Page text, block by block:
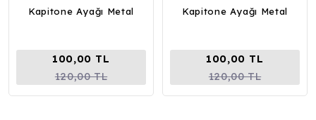
Kapitone Ayağı Metal
100,00 TL
120,00 TL
Kapitone Ayağı Metal
100,00 TL
120,00 TL